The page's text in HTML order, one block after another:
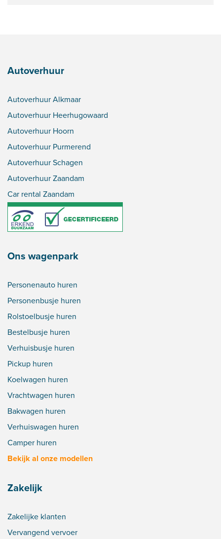
Autoverhuur
Autoverhuur Alkmaar
Autoverhuur Heerhugowaard
Autoverhuur Hoorn
Autoverhuur Purmerend
Autoverhuur Schagen
Autoverhuur Zaandam
Car rental Zaandam
Ons wagenpark
Personenauto huren
Personenbusje huren
Rolstoelbusje huren
Bestelbusje huren
Verhuisbusje huren
Pickup huren
Koelwagen huren
Vrachtwagen huren
Bakwagen huren
Verhuiswagen huren
Camper huren
Bekijk al onze modellen
Zakelijk
Zakelijke klanten
Vervangend vervoer